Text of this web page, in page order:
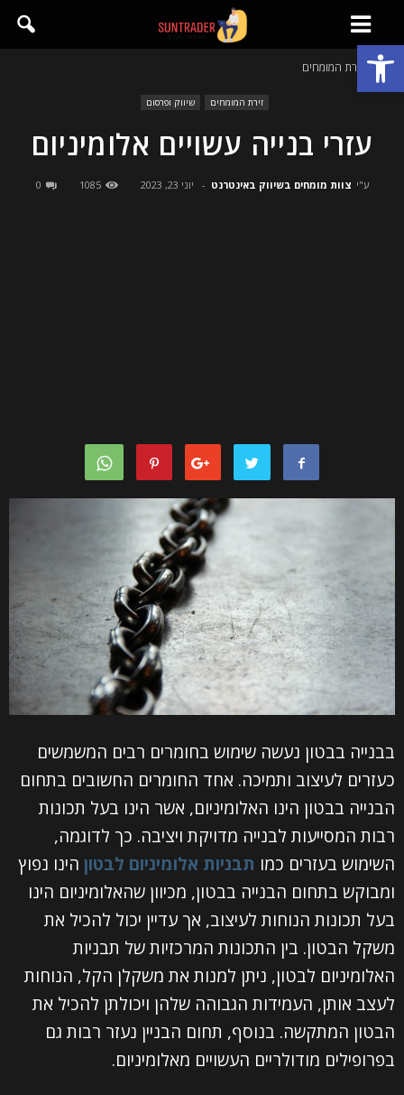
פתח סרגל נגישות
בית זירת המומחים
זירת המומחים שיווק ופרסום
עזרי בנייה עשויים אלומיניום
ע"י צוות מומחים בשיווק באינטרנט - יוני 23, 2023 1085
0
בבנייה בבטון נעשה שימוש בחומרים רבים המשמשים
כעזרים לעיצוב ותמיכה. אחד החומרים החשובים בתחום
הבנייה בבטון הינו האלומיניום, אשר הינו בעל תכונות
רבות המסייעות לבנייה מדויקת ויציבה. כך לדוגמה,
השימוש בעזרים כמו תבניות אלומיניום לבטון הינו נפוץ
ומבוקש בתחום הבנייה בבטון, מכיוון שהאלומיניום הינו
בעל תכונות הנוחות לעיצוב, אך עדיין יכול להכיל את
משקל הבטון. בין התכונות המרכזיות של תבניות
האלומיניום לבטון, ניתן למנות את משקלן הקל, הנוחות
לעצב אותן, העמידות הגבוהה שלהן ויכולתן להכיל את
הבטון המתקשה. בנוסף, תחום הבניין נעזר רבות גם
בפרופילים מודולריים העשויים מאלומיניום.